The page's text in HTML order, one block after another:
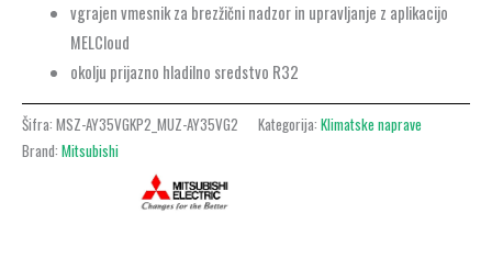
vgrajen vmesnik za brezžični nadzor in upravljanje z aplikacijo
MELCloud
okolju prijazno hladilno sredstvo R32
Šifra: MSZ-AY35VGKP2_MUZ-AY35VG2 Kategorija: Klimatske naprave
Brand: Mitsubishi